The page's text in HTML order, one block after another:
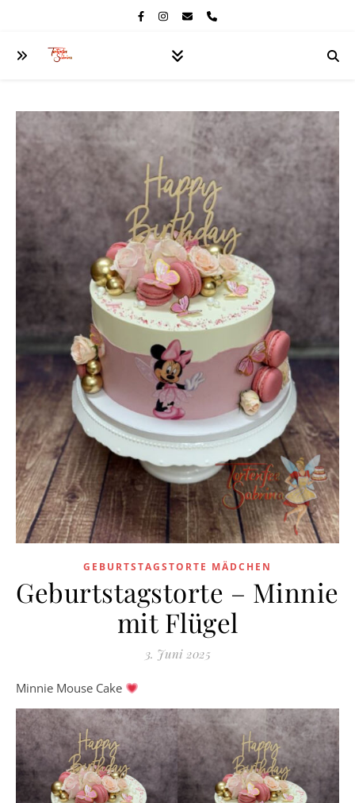
GEBURTSTAGSTORTE MÄDCHEN
Geburtstagstorte – Minnie
mit Flügel
3. Juni 2025
Minnie Mouse Cake